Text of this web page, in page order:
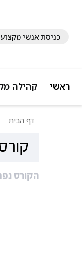
כניסת אנשי מקצוע
ראשי קהילה
דף הבית
הקורס